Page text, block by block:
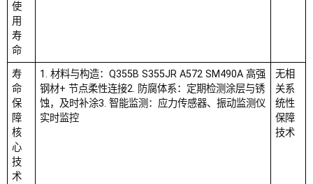
使
用
寿
命
寿
命
保
障
核
心
技
术
1. 材料与构造：Q355B S355JR A572 SM490A 高强
钢材+ 节点柔性连接2. 防腐体系：定期检测涂层与锈
蚀，及时补涂3. 智能监测：应力传感器、振动监测仪
实时监控
无相
关系
统性
保障
技术